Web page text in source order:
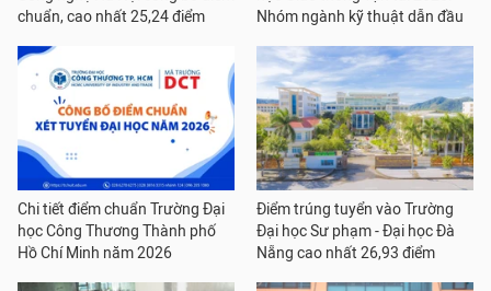
chuẩn, cao nhất 25,24 điểm
Nhóm ngành kỹ thuật dẫn đầu
Chi tiết điểm chuẩn Trường Đại
học Công Thương Thành phố
Hồ Chí Minh năm 2026
Điểm trúng tuyển vào Trường
Đại học Sư phạm - Đại học Đà
Nẵng cao nhất 26,93 điểm